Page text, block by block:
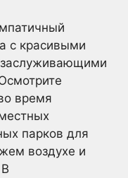
с красивыми
заслуживающими
время
парков для
воздухе и